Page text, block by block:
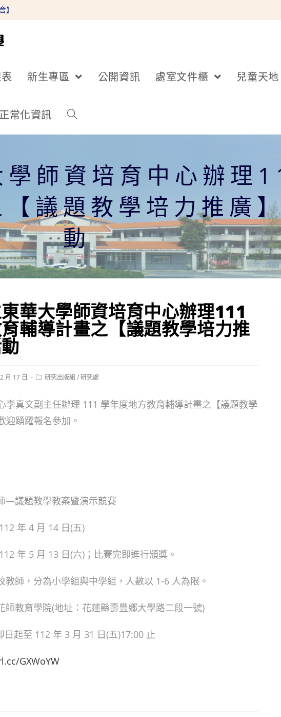
】
新生專區 公開資訊 處室文件櫃 兒童天地
常化資訊
師資培育中心辦理
議題教學培力推廣
動
東華大學師資培育中心辦理111
輔導計畫之【議題教學培力推
月 17 日
Post研究出版組 /研究處
李真文副主任辦理 111 學年度地方教育輔導計畫之【議題教學
迎踴躍報名參加。
—議題教學教案暨演示競賽
年 4 月 14 日(五)
年 5 月 13 日(六)；比賽完即進行頒獎。
師，分為小學組與中學組，人數以 1-6 人為限。
師教育學院(地址：花蓮縣壽豐鄉大學路二段一號)
起至 112 年 3 月 31 日(五)17:00 止
GXWoYW